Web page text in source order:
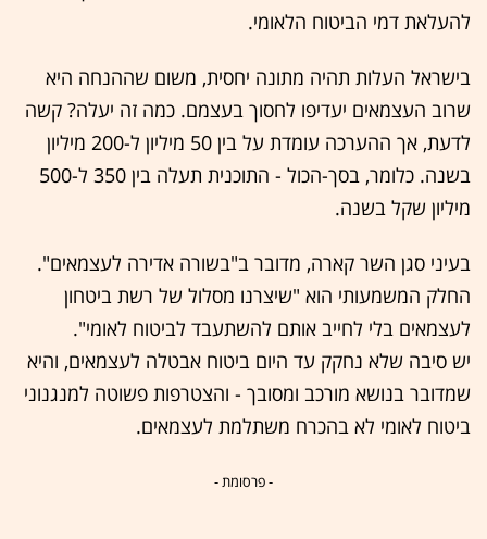
להעלאת דמי הביטוח הלאומי.
בישראל העלות תהיה מתונה יחסית, משום שההנחה היא
שרוב העצמאים יעדיפו לחסוך בעצמם. כמה זה יעלה? קשה
לדעת, אך ההערכה עומדת על בין 50 מיליון ל-200 מיליון
בשנה. כלומר, בסך-הכול - התוכנית תעלה בין 350 ל-500
מיליון שקל בשנה.
בעיני סגן השר קארה, מדובר ב"בשורה אדירה לעצמאים".
החלק המשמעותי הוא "שיצרנו מסלול של רשת ביטחון
לעצמאים בלי לחייב אותם להשתעבד לביטוח לאומי".
יש סיבה שלא נחקק עד היום ביטוח אבטלה לעצמאים, והיא
שמדובר בנושא מורכב ומסובך - והצטרפות פשוטה למנגנוני
ביטוח לאומי לא בהכרח משתלמת לעצמאים.
- פרסומת -